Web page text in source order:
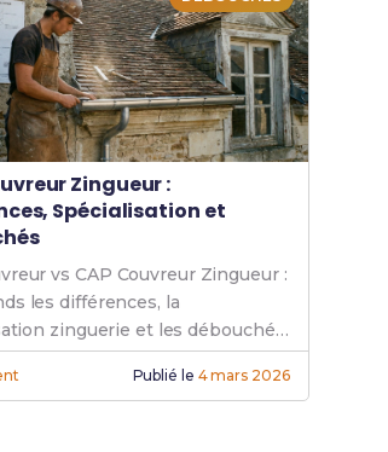
Zingueur :
Spécialisation et
vs CAP Couvreur Zingueur :
les différences, la
zinguerie et les débouchés.
2026.
Publié le 4 mars 2026